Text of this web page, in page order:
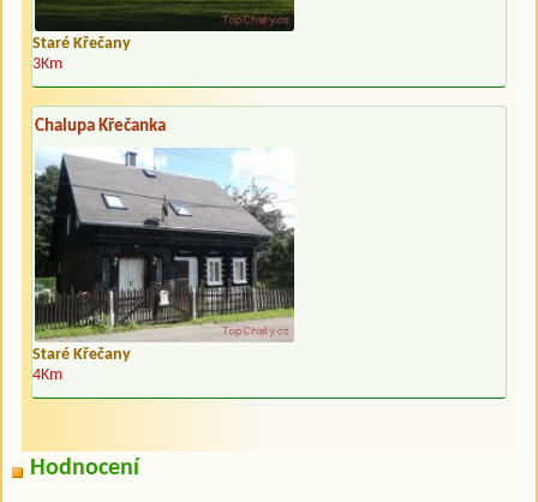
Staré Křečany
3Km
Chalupa Křečanka
Staré Křečany
4Km
Hodnocení